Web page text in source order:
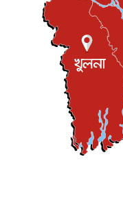
জাতীয়
জুলাই গণ-
জাতীয়
জনগণ
বেনজীর
মাহম...
জাতীয়
হরমুজ